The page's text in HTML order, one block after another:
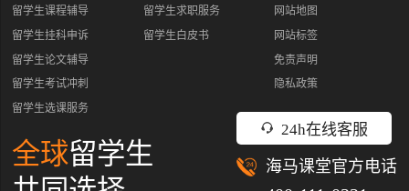
24h在线客服
海马课堂官方电话
留学生课程辅导
留学生挂科申诉
留学生论文辅导
留学生考试冲刺
留学生选课服务
留学生求职服务
留学生白皮书
网站地图
网站标签
免责声明
隐私政策
全球留学生